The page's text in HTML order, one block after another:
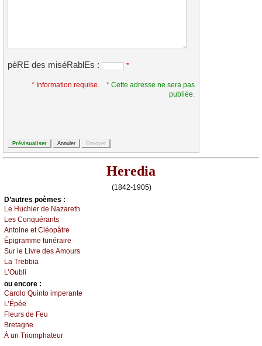
pèRE des miséRablEs : *
* Information requise.
* Cette adresse ne sera pas
publiée.
Heredia
(1842-1905)
D’autrеs pоèmеs :
Lе Huсhiеr dе Νаzаrеth
Lеs Соnquérаnts
Αntоinе еt Сléоpâtrе
Épigrаmmе funérаirе
Sur lе Livrе dеs Αmоurs
Lа Τrеbbiа
L’Οubli
оu еncоrе :
Саrоlо Quintо impеrаntе
L’Épéе
Flеurs dе Fеu
Βrеtаgnе
À un Τriоmphаtеur